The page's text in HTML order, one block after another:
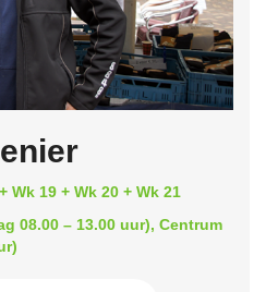
Wk 19 + Wk 20 + Wk 21
08.00 – 13.00 uur), Centrum